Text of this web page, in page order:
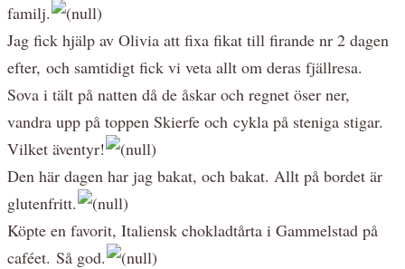
familj.
Jag fick hjälp av Olivia att fixa fikat till firande nr 2 dagen
efter, och samtidigt fick vi veta allt om deras fjällresa.
Sova i tält på natten då de åskar och regnet öser ner,
vandra upp på toppen Skierfe och cykla på steniga stigar.
Vilket äventyr!
Den här dagen har jag bakat, och bakat. Allt på bordet är
glutenfritt.
Köpte en favorit, Italiensk chokladtårta i Gammelstad på
caféet. Så god.